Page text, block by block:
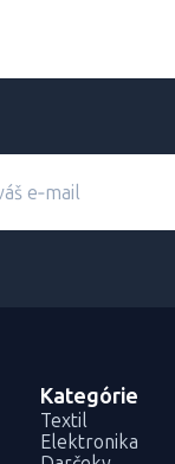
Kategórie
Textil
Elektronika